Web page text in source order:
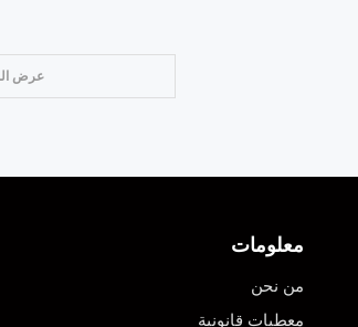
عرض
معلومات
من نحن
معطيات قانونية